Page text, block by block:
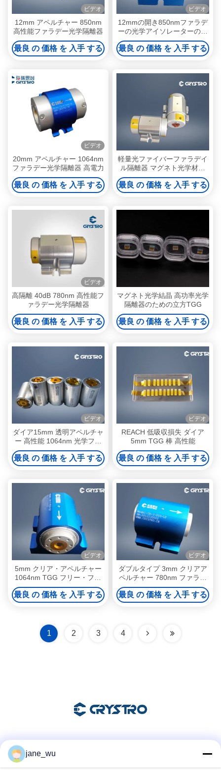
ビデオ
12mm アペルチャー 850nm
高性能ファラデー光学隔離器
最良 の 価格 を 入手 する
ビデオ
12mmの開き850nmファラデ
ーの光学アイソレーターの高
い発電
最良 の 価格 を 入手 する
ビデオ
20mm アペルチャー 1064nm
ファラデー光学隔離器 高電力
最良 の 価格 を 入手 する
軽量光ファイバーファラデイ
ル隔離器 マグネト光学材料
SGS認証
最良 の 価格 を 入手 する
ビデオ
高隔離 40dB 780nm 高性能フ
ァラデー光学隔離器
最良 の 価格 を 入手 する
マグネト光学結晶 高功率光学
隔離器のための立方TGG
最良 の 価格 を 入手 する
ビデオ
ダイア15mm 透明アペルチャ
ー 高性能 1064nm 光学ファ
ラデー隔離器
最良 の 価格 を 入手 する
ビデオ
REACH 低吸収損失 ダイア
5mm TGG 棒 高性能
最良 の 価格 を 入手 する
ビデオ
5mm クリア・アペルチャー
1064nm TGG フリー・ファ
ラデー・アイソレーター ダブ
ルエスケープ・ウィンドウ
最良 の 価格 を 入手 する
ビデオ
ダブルタイプ 3mm クリアア
ペルチャー 780nm ファラデ
ー自由空間光学隔離器
最良 の 価格 を 入手 する
1 2 3 4
jane_wu